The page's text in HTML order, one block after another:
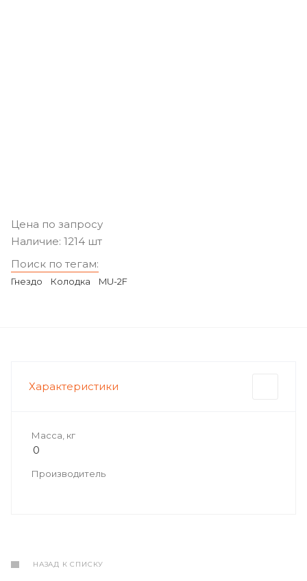
Цена по запросу
Наличие: 1214 шт
Поиск по тегам:
Гнездо Колодка MU-2F
Характеристики
Масса, кг
0
Производитель
НАЗАД К СПИСКУ